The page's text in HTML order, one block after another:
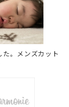
。メンズカット